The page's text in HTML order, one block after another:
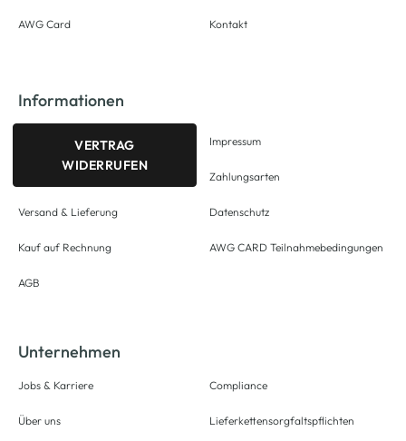
AWG Card Kontakt
Informationen
VERTRAG
WIDERRUFEN
Versand & Lieferung
Kauf auf Rechnung
AGB
Impressum
Zahlungsarten
Datenschutz
AWG CARD Teilnahmebedingungen
Unternehmen
Jobs & Karriere
Über uns
Compliance
Lieferkettensorgfaltspflichten